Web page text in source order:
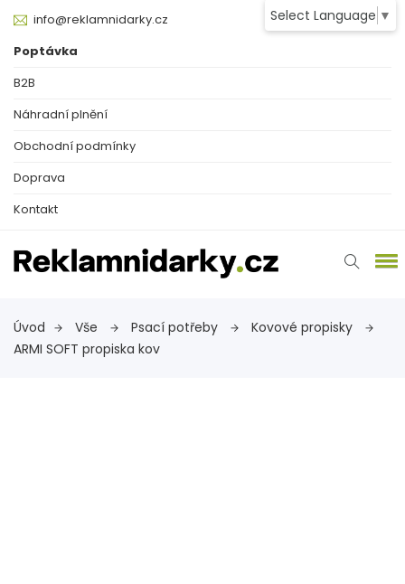
Select Language ▼
info@reklamnidarky.cz
Poptávka
B2B
Náhradní plnění
Obchodní podmínky
Doprava
Kontakt
Úvod Vše Psací potřeby
Kovové propisky
ARMI SOFT propiska kov